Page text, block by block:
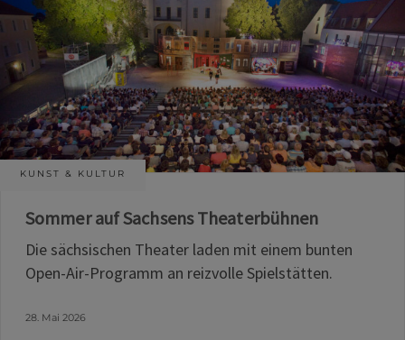
KUNST & KULTUR
Sommer auf Sachsens Theaterbühnen
Die sächsischen Theater laden mit einem bunten
Open-Air-Programm an reizvolle Spielstätten.
28. Mai 2026